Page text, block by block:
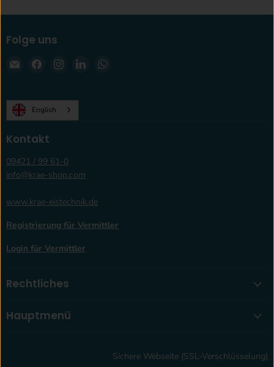
Folge uns
Email
Finden
auf
Facebook
Finden
auf
Instagram
Finden
English
Kontakt
09421 / 99 61-0
info@krae-shop.com
www.krae-eistechnik.de
Registrierung für Vermittler
Login für Vermittler
Rechtliches
Hauptmenü
Sichere Webseite (SSL-Verschlüsselung)